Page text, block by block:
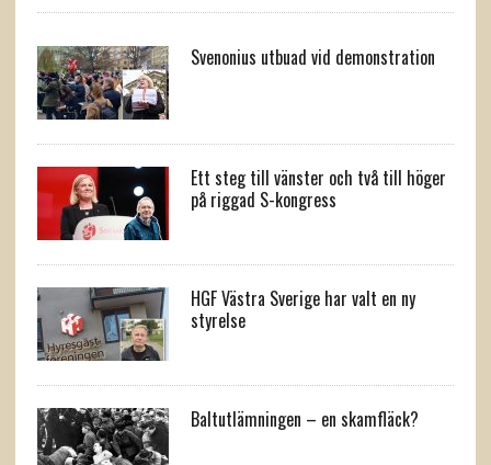
Svenonius utbuad vid demonstration
Ett steg till vänster och två till höger
på riggad S-kongress
HGF Västra Sverige har valt en ny
styrelse
Baltutlämningen – en skamfläck?